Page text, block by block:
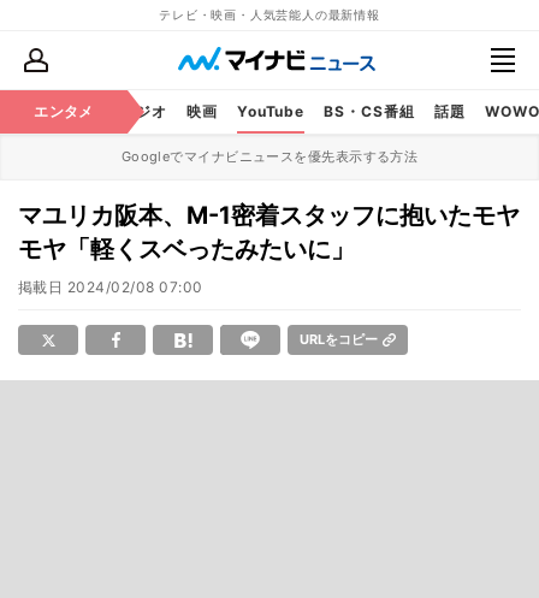
テレビ・映画・人気芸能人の最新情報
エンタメ
テレビ ラジオ 映画 YouTube BS・CS番組 話題
Googleでマイナビニュースを優先表示する方法
マユリカ阪本、M-1密着スタッフに抱いたモヤ
モヤ「軽くスベったみたいに」
掲載日 2024/02/08 07:00
URLをコピー